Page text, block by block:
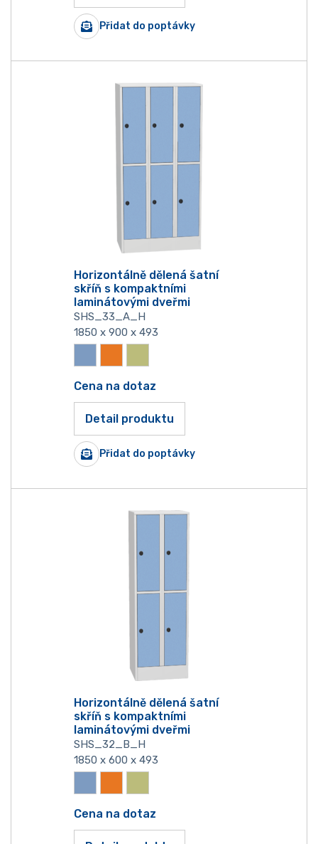
Přidat do poptávky
Horizontálně dělená šatní
skříň s kompaktními
laminátovými dveřmi
SHS_33_A_H
1850 x 900 x 493
Cena na dotaz
Detail produktu
Přidat do poptávky
Horizontálně dělená šatní
skříň s kompaktními
laminátovými dveřmi
SHS_32_B_H
1850 x 600 x 493
Cena na dotaz